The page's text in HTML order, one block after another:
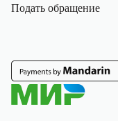
Подать обращение